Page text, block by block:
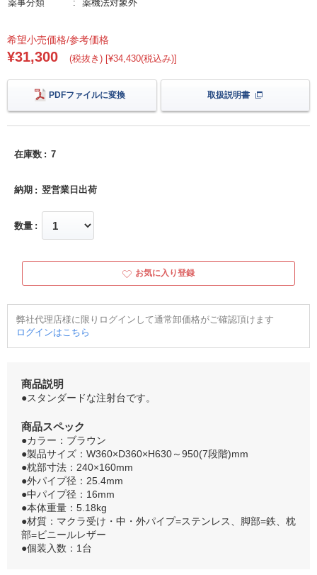
薬事分類
薬機法対象外
希望小売価格/参考価格
¥31,300 (税抜き) [¥34,430(税込み)]
PDFファイルに変換 取扱説明書
在庫数 7
納期 翌営業日出荷
数量
お気に入り登録
弊社代理店様に限りログインして通常卸価格がご確認頂けます
ログインはこちら
商品説明
●スタンダードな注射台です。
商品スペック
●カラー：ブラウン
●製品サイズ：W360×D360×H630～950(7段階)mm
●枕部寸法：240×160mm
●外パイプ径：25.4mm
●中パイプ径：16mm
●本体重量：5.18kg
●材質：マクラ受け・中・外パイプ=ステンレス、脚部=鉄、枕
部=ビニールレザー
●個装入数：1台